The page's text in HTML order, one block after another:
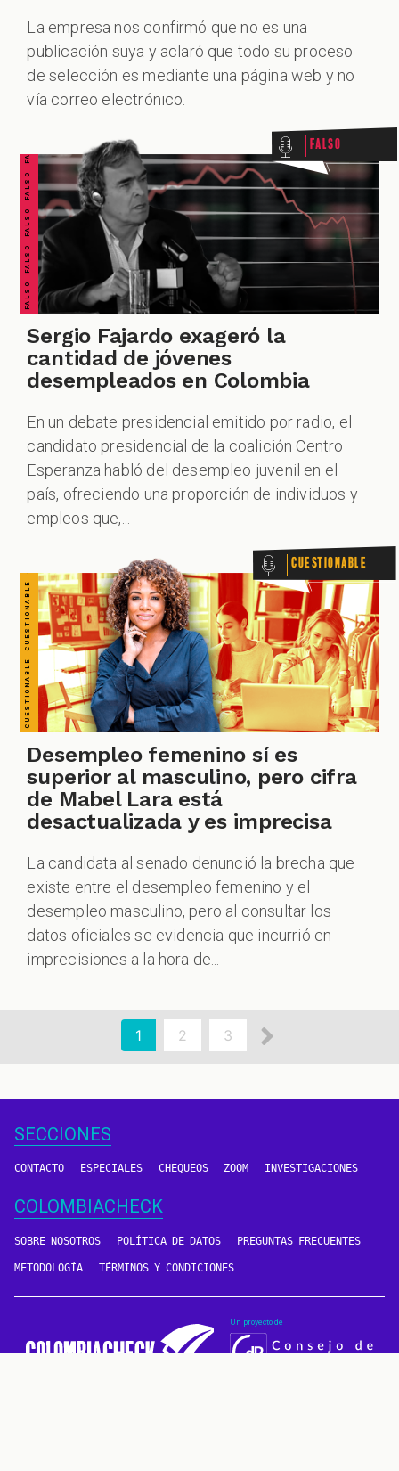
La empresa nos confirmó que no es una
publicación suya y aclaró que todo su proceso
de selección es mediante una página web y no
vía correo electrónico.
FALSO FALSO FALSO FALSO FALSO FALSO FALSO Falso
Sergio Fajardo exageró la
cantidad de jóvenes
desempleados en Colombia
En un debate presidencial emitido por radio, el
candidato presidencial de la coalición Centro
Esperanza habló del desempleo juvenil en el
país, ofreciendo una proporción de individuos y
empleos que,...
CUESTIONABLE CUESTIONABLE CUESTIONABLE CUESTIONABLE CUESTIONABLE CUESTIONABLE CUESTIONABLE Cuestionable
Desempleo femenino sí es
superior al masculino, pero cifra
de Mabel Lara está
desactualizada y es imprecisa
La candidata al senado denunció la brecha que
existe entre el desempleo femenino y el
desempleo masculino, pero al consultar los
datos oficiales se evidencia que incurrió en
imprecisiones a la hora de...
Página
actual
1 Page
2 Page
3
Siguiente
SECCIONES
CONTACTO ESPECIALES CHEQUEOS ZOOM INVESTIGACIONES
COLOMBIACHECK
SOBRE NOSOTROS POLÍTICA DE DATOS PREGUNTAS FRECUENTES
METODOLOGÍA TÉRMINOS Y CONDICIONES
Un proyecto de